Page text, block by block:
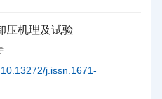
压机理及试验
10.13272/j.issn.1671-